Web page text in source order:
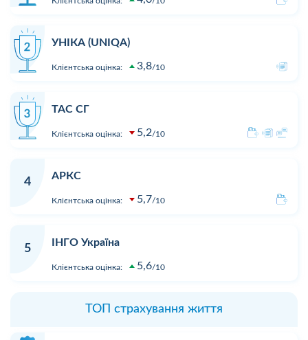
УНІКА (UNIQA)
Клієнтська оцінка: 3,8 10
ТАС СГ
Клієнтська оцінка: 5,2 10
4
АРКС
Клієнтська оцінка: 5,7 10
5
ІНГО Україна
Клієнтська оцінка: 5,6 10
ТОП страхування життя